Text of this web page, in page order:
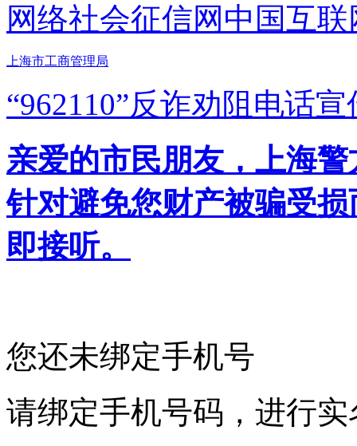
网络社会征信网 中国互
上海市工商管理局
“962110”反诈劝阻电话宣
亲爱的市民朋友，上海
针对避免您财产被骗受
即接听。
您还未绑定手机号
请绑定手机号码，进行